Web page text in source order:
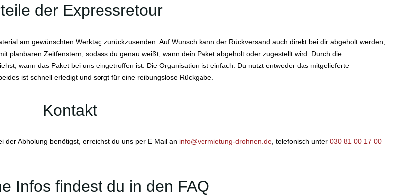
der Expressretour
am gewünschten Werktag zurückzusenden. Auf Wunsch kann der Rückversand auch direkt bei dir abgeholt werden,
planbaren Zeitfenstern, sodass du genau weißt, wann dein Paket abgeholt oder zugestellt wird. Durch die
wann das Paket bei uns eingetroffen ist. Die Organisation ist einfach: Du nutzt entweder das mitgelieferte
ist schnell erledigt und sorgt für eine reibungslose Rückgabe.
Kontakt
Abholung benötigst, erreichst du uns per E Mail an info@vermietung-drohnen.de , telefonisch unter 030 81 00 17 00
Infos findest du in den FAQ